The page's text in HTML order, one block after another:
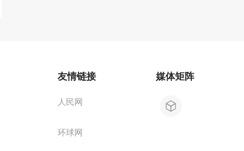
友情链接
人民网
环球网
媒体矩阵